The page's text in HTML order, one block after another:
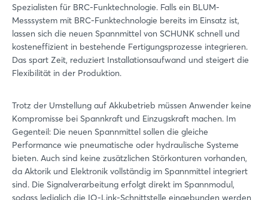
Spezialisten für BRC-Funktechnologie. Falls ein BLUM-
Messsystem mit BRC-Funktechnologie bereits im Einsatz ist,
lassen sich die neuen Spannmittel von SCHUNK schnell und
kosteneffizient in bestehende Fertigungsprozesse integrieren.
Das spart Zeit, reduziert Installationsaufwand und steigert die
Flexibilität in der Produktion.
Trotz der Umstellung auf Akkubetrieb müssen Anwender keine
Kompromisse bei Spannkraft und Einzugskraft machen. Im
Gegenteil: Die neuen Spannmittel sollen die gleiche
Performance wie pneumatische oder hydraulische Systeme
bieten. Auch sind keine zusätzlichen Störkonturen vorhanden,
da Aktorik und Elektronik vollständig im Spannmittel integriert
sind. Die Signalverarbeitung erfolgt direkt im Spannmodul,
sodass lediglich die IO-Link-Schnittstelle eingebunden werden